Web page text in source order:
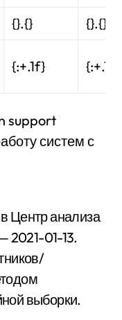
{}.{}
{}.{}
{:+.1f} {:+.1f}
support
систем с
Центр анализа
2021-01-13.
выборки.